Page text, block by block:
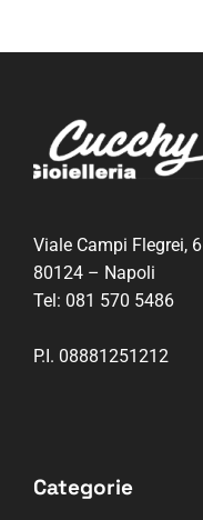
Viale Campi Flegrei, 6
80124 – Napoli
Tel: 081 570 5486
P.I. 08881251212
Categorie